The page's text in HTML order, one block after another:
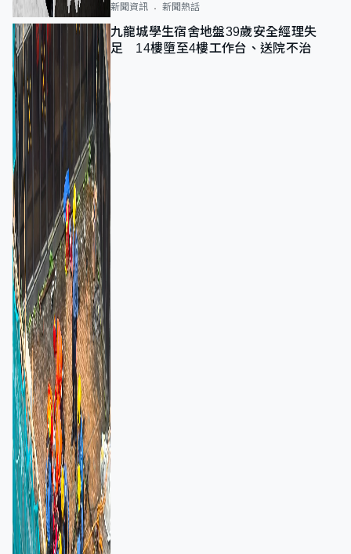
新聞資訊 新聞熱話
九龍城學生宿舍地盤39歲安全經理失
足 14樓墮至4樓工作台、送院不治